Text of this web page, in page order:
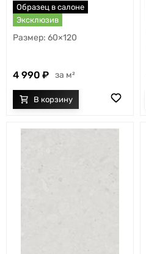
Образец в салоне
Эксклюзив
60×120
4 990 м²